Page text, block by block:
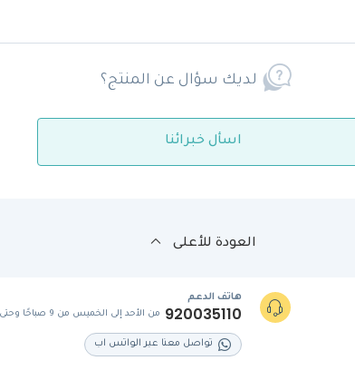
لديك سؤال عن المنتج؟
اسأل خبرائنا
العودة للأعلى
هاتف الدعم
920035110 من الأحد إلى الخميس من 9 صباحًا وحتى 5 مساءً
تواصل معنا عبر الواتس اب